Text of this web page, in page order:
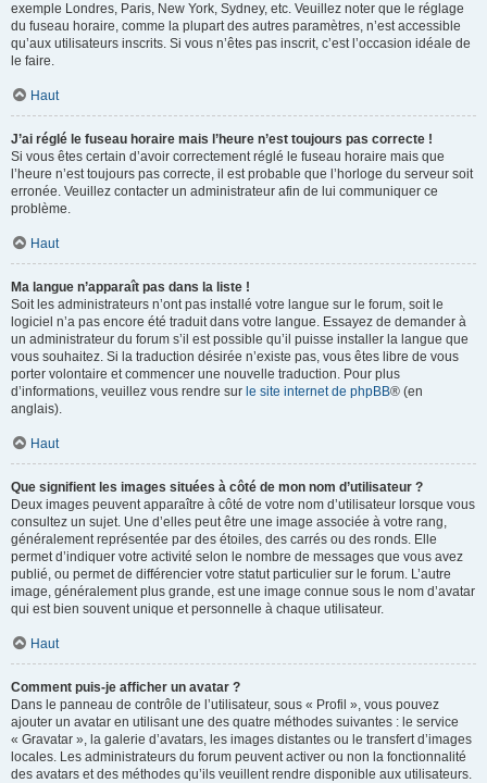
exemple Londres, Paris, New York, Sydney, etc. Veuillez noter que le réglage
du fuseau horaire, comme la plupart des autres paramètres, n’est accessible
qu’aux utilisateurs inscrits. Si vous n’êtes pas inscrit, c’est l’occasion idéale de
le faire.
Haut
J’ai réglé le fuseau horaire mais l’heure n’est toujours pas correcte !
Si vous êtes certain d’avoir correctement réglé le fuseau horaire mais que
l’heure n’est toujours pas correcte, il est probable que l’horloge du serveur soit
erronée. Veuillez contacter un administrateur afin de lui communiquer ce
problème.
Haut
Ma langue n’apparaît pas dans la liste !
Soit les administrateurs n’ont pas installé votre langue sur le forum, soit le
logiciel n’a pas encore été traduit dans votre langue. Essayez de demander à
un administrateur du forum s’il est possible qu’il puisse installer la langue que
vous souhaitez. Si la traduction désirée n’existe pas, vous êtes libre de vous
porter volontaire et commencer une nouvelle traduction. Pour plus
d’informations, veuillez vous rendre sur le site internet de phpBB® (en
anglais).
Haut
Que signifient les images situées à côté de mon nom d’utilisateur ?
Deux images peuvent apparaître à côté de votre nom d’utilisateur lorsque vous
consultez un sujet. Une d’elles peut être une image associée à votre rang,
généralement représentée par des étoiles, des carrés ou des ronds. Elle
permet d’indiquer votre activité selon le nombre de messages que vous avez
publié, ou permet de différencier votre statut particulier sur le forum. L’autre
image, généralement plus grande, est une image connue sous le nom d’avatar
qui est bien souvent unique et personnelle à chaque utilisateur.
Haut
Comment puis-je afficher un avatar ?
Dans le panneau de contrôle de l’utilisateur, sous « Profil », vous pouvez
ajouter un avatar en utilisant une des quatre méthodes suivantes : le service
« Gravatar », la galerie d’avatars, les images distantes ou le transfert d’images
locales. Les administrateurs du forum peuvent activer ou non la fonctionnalité
des avatars et des méthodes qu’ils veuillent rendre disponible aux utilisateurs.